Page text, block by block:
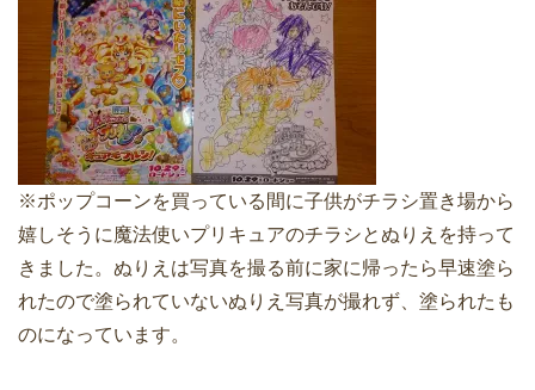
※ポップコーンを買っている間に子供がチラシ置き場から
嬉しそうに魔法使いプリキュアのチラシとぬりえを持って
きました。ぬりえは写真を撮る前に家に帰ったら早速塗ら
れたので塗られていないぬりえ写真が撮れず、塗られたも
のになっています。